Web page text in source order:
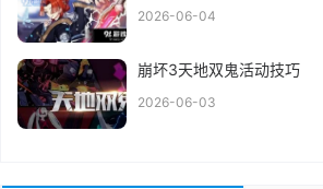
2026-06-04
崩坏3天地双鬼活动技巧
2026-06-03